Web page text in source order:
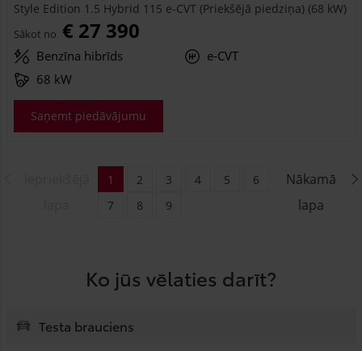
Style Edition 1.5 Hybrid 115 e-CVT (Priekšējā piedziņa) (68 kW)
Sākot no € 27 390
Benzīna hibrīds
e-CVT
68 kW
Saņemt piedāvājumu
Nākamā
lapa
1 2 3 4 5
6
7
8 9
Ko jūs vēlaties darīt?
Testa brauciens